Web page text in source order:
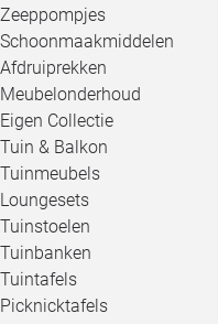
Zeeppompjes
Schoonmaakmiddelen
Afdruiprekken
Meubelonderhoud
Eigen Collectie
Tuin & Balkon
Tuinmeubels
Loungesets
Tuinstoelen
Tuinbanken
Tuintafels
Picknicktafels